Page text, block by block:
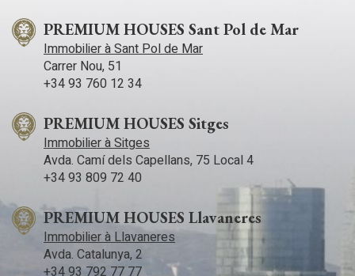
PREMIUM HOUSES Sant Pol de Mar
Immobilier à Sant Pol de Mar
Carrer Nou, 51
+34 93 760 12 34
PREMIUM HOUSES Sitges
Immobilier à Sitges
Avda. Camí­ dels Capellans, 75 Local 4
+34 93 809 72 40
PREMIUM HOUSES Llavaneres
Immobilier à Llavaneres
Avda. Catalunya, 2
+34 93 792 77 77